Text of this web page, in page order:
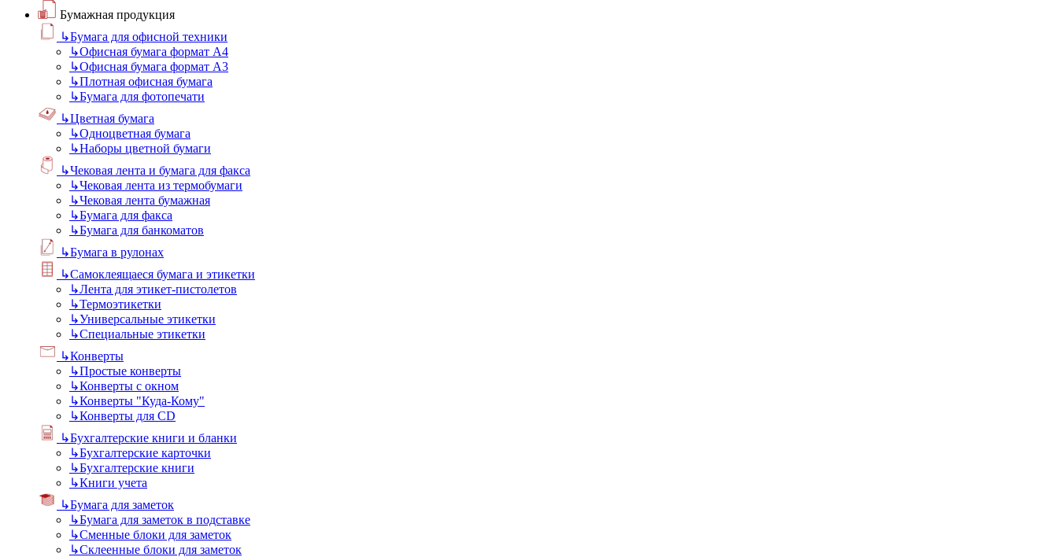
Бумажная продукция
↳Бумага для офисной техники
↳Офисная бумага формат А4
↳Офисная бумага формат А3
↳Плотная офисная бумага
↳Бумага для фотопечати
↳Цветная бумага
↳Одноцветная бумага
↳Наборы цветной бумаги
↳Чековая лента и бумага для факса
↳Чековая лента из термобумаги
↳Чековая лента бумажная
↳Бумага для факса
↳Бумага для банкоматов
↳Бумага в рулонах
↳Самоклеящаеся бумага и этикетки
↳Лента для этикет-пистолетов
↳Термоэтикетки
↳Универсальные этикетки
↳Специальные этикетки
↳Конверты
↳Простые конверты
↳Конверты с окном
↳Конверты "Куда-Кому"
↳Конверты для CD
↳Бухгалтерские книги и бланки
↳Бухгалтерские карточки
↳Бухгалтерские книги
↳Книги учета
↳Бумага для заметок
↳Бумага для заметок в подставке
↳Сменные блоки для заметок
↳Склеенные блоки для заметок